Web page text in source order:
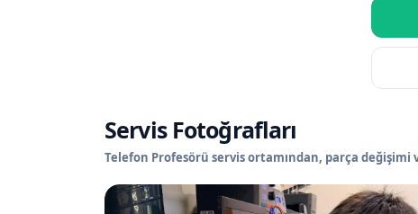
Servis Fotoğrafları
Telefon Profesörü servis ortamından, parça